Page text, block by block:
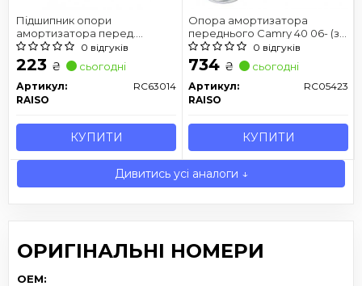
Підшипник опори
амортизатора перед.
Highlander/Camry 01-
0 відгуків
223 ₴ сьогодні
Артикул:
RC63014
RAISO
КУПИТИ
Опора амортизатора
переднього Camry 40 06- (з
підш.)
0 відгуків
734 ₴ сьогодні
Артикул:
RC05423
RAISO
КУПИТИ
Дивитись усі аналоги ↓
ОРИГІНАЛЬНІ НОМЕРИ
OEM: